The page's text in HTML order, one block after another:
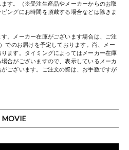
す。（※受注生産品やメーカーからのお取
ングにお時間を頂戴する場合などは除きま
。メーカー在庫がございます場合は、ご注
でのお届けを予定しております。尚、メー
ます。タイミングによってはメーカー在庫
合がございますので、表示しているメーカ
ございます。ご注文の際は、お手数ですが
MOVIE